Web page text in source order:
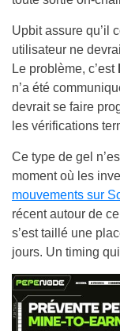
Upbit assure qu’il
utilisateur ne
Le problème, c’est
n’a été
devrait se faire
les vérifications
Ce type de gel
moment où les
mouvements sur
récent autour de
s’est taillé une
jours. Un timing